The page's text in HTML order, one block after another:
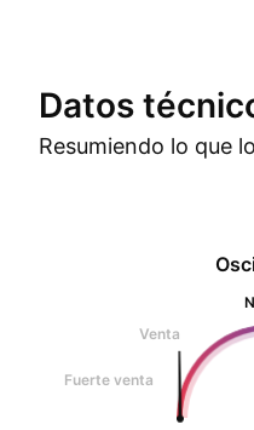
Datos
Resumiendo lo que
Venta
Fuerte venta